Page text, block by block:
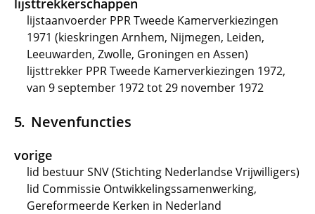
lijsttrekkerschappen
lijstaanvoerder PPR Tweede Kamerverkiezingen
1971 (kieskringen Arnhem, Nijmegen, Leiden,
Leeuwarden, Zwolle, Groningen en Assen)
lijsttrekker PPR Tweede Kamerverkiezingen 1972,
van 9 september 1972 tot 29 november 1972
Nevenfuncties
vorige
lid bestuur SNV (Stichting Nederlandse Vrijwilligers)
lid Commissie Ontwikkelingssamenwerking,
Gereformeerde Kerken in Nederland